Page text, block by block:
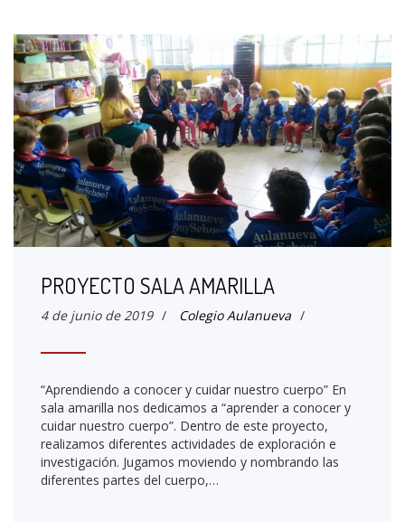
PROYECTO SALA AMARILLA
4 de junio de 2019 / Colegio Aulanueva /
“Aprendiendo a conocer y cuidar nuestro cuerpo” En
sala amarilla nos dedicamos a “aprender a conocer y
cuidar nuestro cuerpo”. Dentro de este proyecto,
realizamos diferentes actividades de exploración e
investigación. Jugamos moviendo y nombrando las
diferentes partes del cuerpo,…